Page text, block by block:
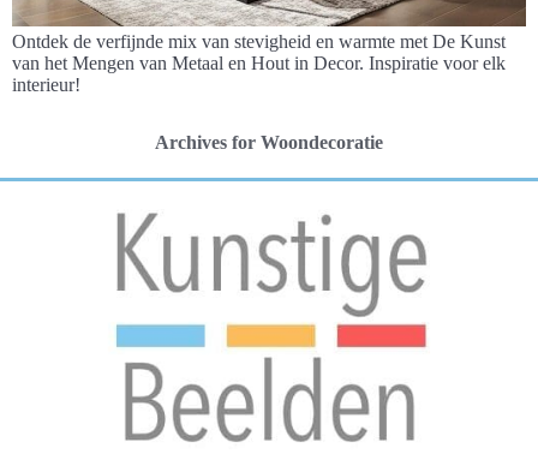
Ontdek de verfijnde mix van stevigheid en warmte met De Kunst
van het Mengen van Metaal en Hout in Decor. Inspiratie voor elk
interieur!
Archives for Woondecoratie